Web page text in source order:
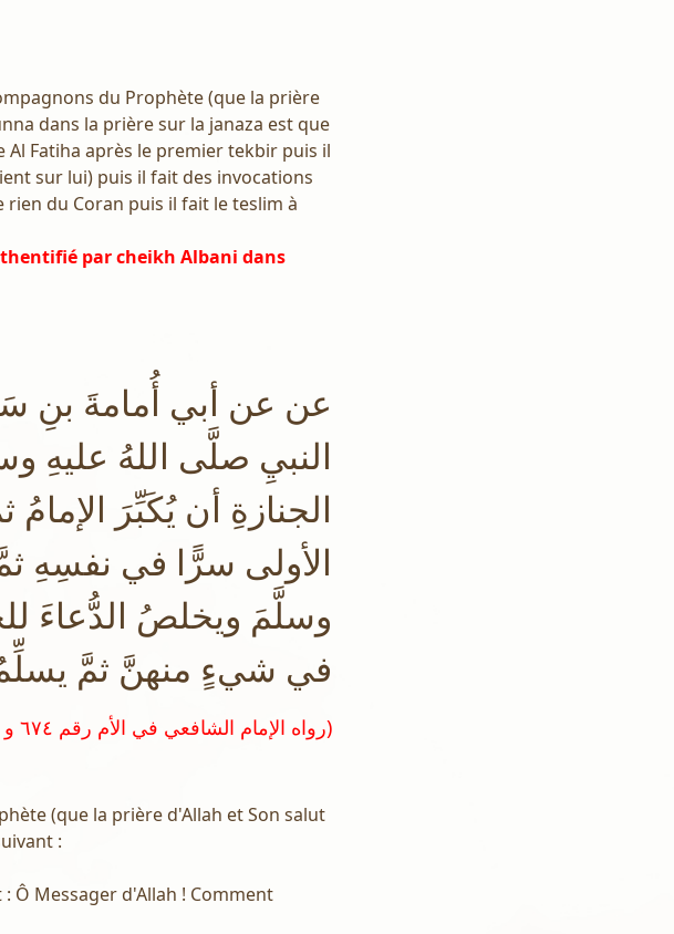
du Prophète (que la prière
dans la prière sur la janaza est que
Fatiha après le premier tekbir puis il
sur lui) puis il fait des invocations
du Coran puis il fait le teslim à
par cheikh Albani dans
عن عن أبي أُمامةَ بنِ
النبيِ صلَّى اللهُ عليهِ
الجنازةِ أن يُكَبِّرَ الإمامُ
الأولى سرًّا في نفسِهِ
وسلَّمَ ويخلصُ الدُّعاءَ
في شيءٍ منهنَّ ثمَّ
(رواه الإمام الشافعي في الأم رقم ٦٧٤ و صححه الشيخ الألباني في أحكام الجنائز ص ١٥٥)
(que la prière d'Allah et Son salut
:
Ô Messager d'Allah ! Comment